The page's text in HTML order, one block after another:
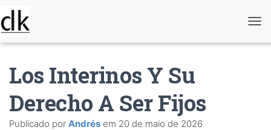
Los Interinos Y Su
Derecho A Ser Fijos
Publicado por Andrés em 20 de maio de 2026